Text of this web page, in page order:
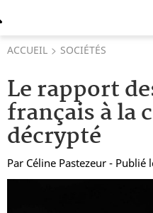
ACCUEIL SOCIÉTÉS
Le rapport
français à la
décrypté
Par Céline Pastezeur - Publié